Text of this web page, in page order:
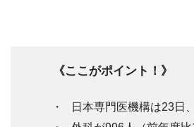
《ここがポイント！》
日本専門医機構は23日